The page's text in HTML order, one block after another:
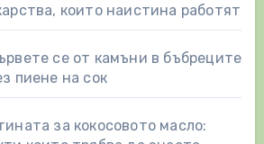
които наистина работят
се от камъни в бъбреците
пиене на сок
за кокосовото масло: